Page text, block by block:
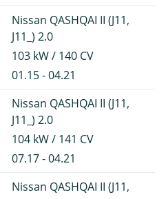
Nissan QASHQAI II (J11,
J11_) 2.0
103 kW / 140 CV
01.15 - 04.21
Nissan QASHQAI II (J11,
J11_) 2.0
104 kW / 141 CV
07.17 - 04.21
Nissan QASHQAI II (J11,